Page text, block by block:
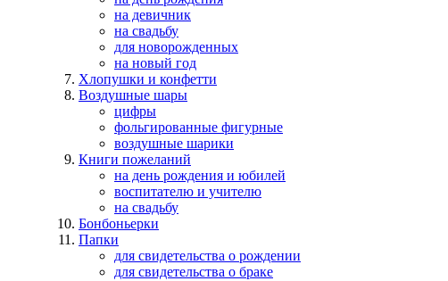
на девичник
на свадьбу
для новорожденных
на новый год
Хлопушки и конфетти
Воздушные шары
цифры
фольгированные фигурные
воздушные шарики
Книги пожеланий
на день рождения и юбилей
воспитателю и учителю
на свадьбу
Бонбоньерки
Папки
для свидетельства о рождении
для свидетельства о браке